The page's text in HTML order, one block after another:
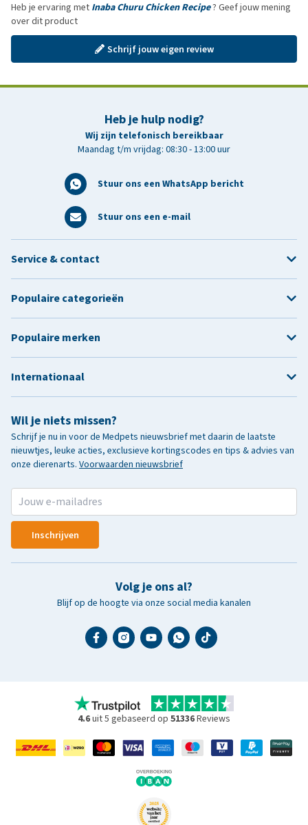
Heb je ervaring met Inaba Churu Chicken Recipe? Geef jouw mening
over dit product
Schrijf jouw eigen review
Heb je hulp nodig?
Wij zijn telefonisch bereikbaar
Maandag t/m vrijdag: 08:30 - 13:00 uur
Stuur ons een WhatsApp bericht
Stuur ons een e-mail
Wil je niets missen?
Schrijf je nu in voor de Medpets nieuwsbrief met daarin de laatste
nieuwtjes, leuke acties, exclusieve kortingscodes en tips & advies van
onze dierenarts. Voorwaarden nieuwsbrief
Inschrijven
Volg je ons al?
Blijf op de hoogte via onze social media kanalen
Service & contact
Populaire categorieën
Populaire merken
Internationaal
4.6uit 5 gebaseerd op 51336Reviews